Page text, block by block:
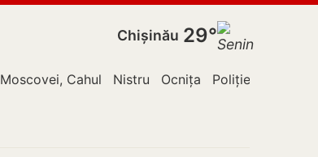
Chișinău 29°
Moscovei, Cahul Nistru Ocnița Poliție